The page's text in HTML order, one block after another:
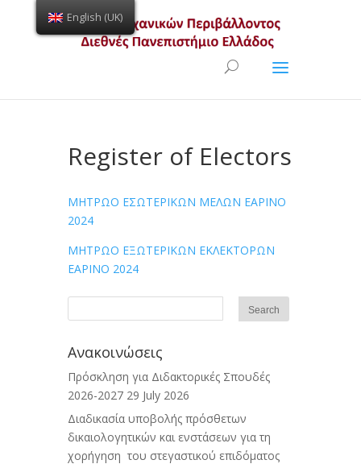
Open toolbar
Register of Electors
ΜΗΤΡΩΟ ΕΣΩΤΕΡΙΚΩΝ ΜΕΛΩΝ ΕΑΡΙΝΟ
2024
ΜΗΤΡΩΟ ΕΞΩΤΕΡΙΚΩΝ ΕΚΛΕΚΤΟΡΩΝ
ΕΑΡΙΝΟ 2024
Ανακοινώσεις
Πρόσκληση για Διδακτορικές Σπουδές
2026-2027 29 July 2026
Διαδικασία υποβολής πρόσθετων
δικαιολογητικών και ενστάσεων για τη
χορήγηση του στεγαστικού επιδόματος
English (UK)